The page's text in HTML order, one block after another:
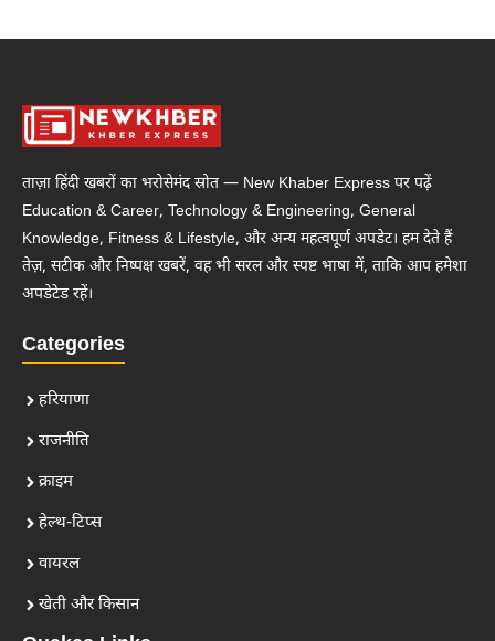
ताज़ा हिंदी खबरों का भरोसेमंद स्रोत — New Khaber Express पर पढ़ें
Education & Career, Technology & Engineering, General
Knowledge, Fitness & Lifestyle, और अन्य महत्वपूर्ण अपडेट। हम देते हैं
तेज़, सटीक और निष्पक्ष खबरें, वह भी सरल और स्पष्ट भाषा में, ताकि आप हमेशा
अपडेटेड रहें।
Categories
हरियाणा
राजनीति
क्राइम
हेल्थ-टिप्स
वायरल
खेती और किसान